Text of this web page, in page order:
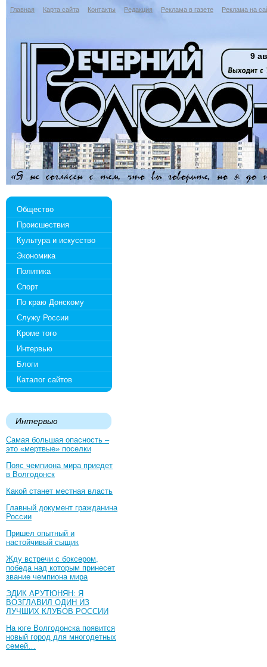
Главная Карта сайта Контакты Редакция Реклама в газете Реклама на
9
Общество
Происшествия
Культура и искусство
Экономика
Политика
Спорт
По краю Донскому
Служу России
Кроме того
Интервью
Блоги
Каталог сайтов
Интервью
Самая большая опасность –
это «мертвые» поселки
Пояс чемпиона мира приедет
в Волгодонск
Какой станет местная власть
Главный документ гражданина
России
Пришел опытный и
настойчивый сыщик
Жду встречи с боксером,
победа над которым принесет
звание чемпиона мира
ЭДИК АРУТЮНЯН: Я
ВОЗГЛАВИЛ ОДИН ИЗ
ЛУЧШИХ КЛУБОВ РОССИИ
На юге Волгодонска появится
новый город для многодетных
семей…